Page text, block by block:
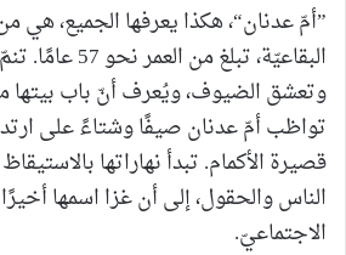
”أمّ عدنان“، هكذا يعرفها الجميع، هي
البقاعيّة، تبلغ
وتعشق الضيوف، ويُعرف أنّ باب بيتها
تواظب أمّ عدنان صيفًا وشتاءً على
قصيرة الأكمام. تبدأ نهاراتها
الناس والحقول، إلى أن غزا اسمها
الاجتماعيّ.